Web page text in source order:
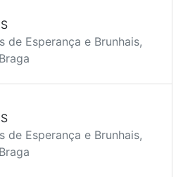
de Esperança e Brunhais,
de Esperança e Brunhais,